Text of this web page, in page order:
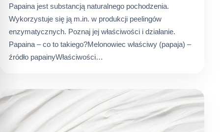
Papaina jest substancją naturalnego pochodzenia.
Wykorzystuje się ją m.in. w produkcji peelingów
enzymatycznych. Poznaj jej właściwości i działanie.
Papaina – co to takiego?Melonowiec właściwy (papaja) –
źródło papainyWłaściwości…